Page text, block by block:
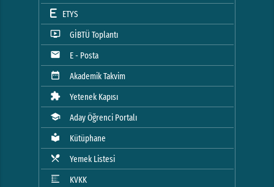
ETYS
ondemand_video
GİBTÜ Toplantı
mail
E - Posta
date_range
Akademik Takvim
extension
Yetenek Kapısı
school
Aday Öğrenci Portalı
local_library
Kütüphane
local_dining
Yemek Listesi
blur_linear
KVKK